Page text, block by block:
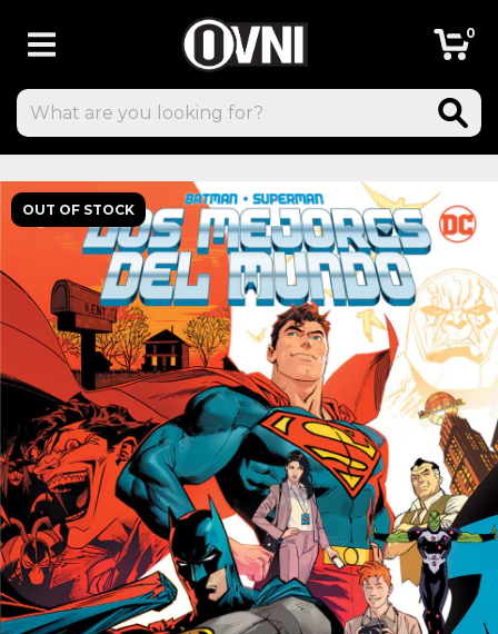
0
OUT OF STOCK